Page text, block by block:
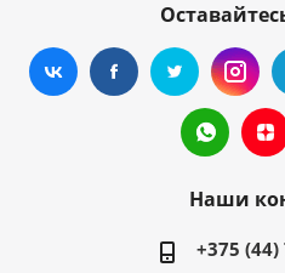
Наши
+375 (44)